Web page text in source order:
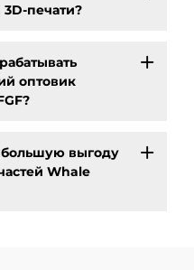
печати?
оптовик
выгоду
Whale